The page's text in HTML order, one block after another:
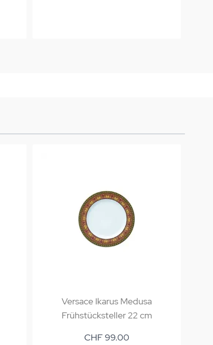
Versace Ikarus Medusa
Frühstücksteller 22 cm
CHF 99.00